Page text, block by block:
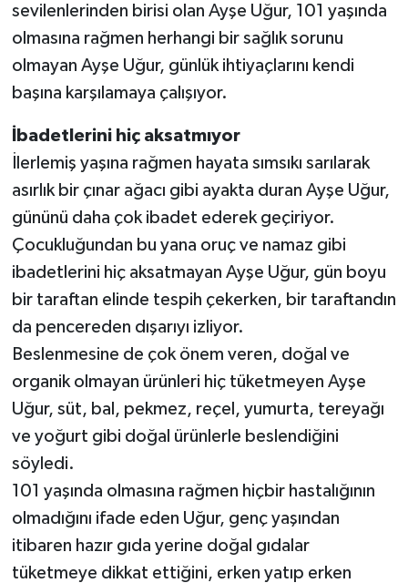
sevilenlerinden birisi olan Ayşe Uğur, 101 yaşında
olmasına rağmen herhangi bir sağlık sorunu
olmayan Ayşe Uğur, günlük ihtiyaçlarını kendi
başına karşılamaya çalışıyor.
İbadetlerini hiç aksatmıyor
İlerlemiş yaşına rağmen hayata sımsıkı sarılarak
asırlık bir çınar ağacı gibi ayakta duran Ayşe Uğur,
gününü daha çok ibadet ederek geçiriyor.
Çocukluğundan bu yana oruç ve namaz gibi
ibadetlerini hiç aksatmayan Ayşe Uğur, gün boyu
bir taraftan elinde tespih çekerken, bir taraftandın
da pencereden dışarıyı izliyor.
Beslenmesine de çok önem veren, doğal ve
organik olmayan ürünleri hiç tüketmeyen Ayşe
Uğur, süt, bal, pekmez, reçel, yumurta, tereyağı
ve yoğurt gibi doğal ürünlerle beslendiğini
söyledi.
101 yaşında olmasına rağmen hiçbir hastalığının
olmadığını ifade eden Uğur, genç yaşından
itibaren hazır gıda yerine doğal gıdalar
tüketmeye dikkat ettiğini, erken yatıp erken